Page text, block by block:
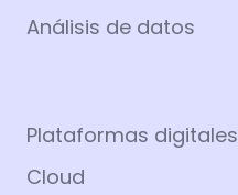
Análisis de datos
Plataformas digitales
Cloud